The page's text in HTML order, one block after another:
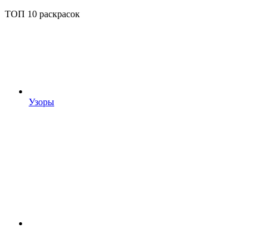
ТОП 10 раскрасок
Узоры